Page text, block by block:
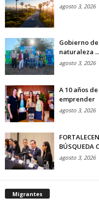
agosto 3, 2026
Gobierno
naturaleza ...
agosto 3, 2026
A 10 años
emprender
agosto 3, 2026
BÚSQUEDA
agosto 3, 2026
Migrantes